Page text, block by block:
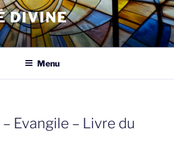
DIVINE
Menu
Evangile – Livre du